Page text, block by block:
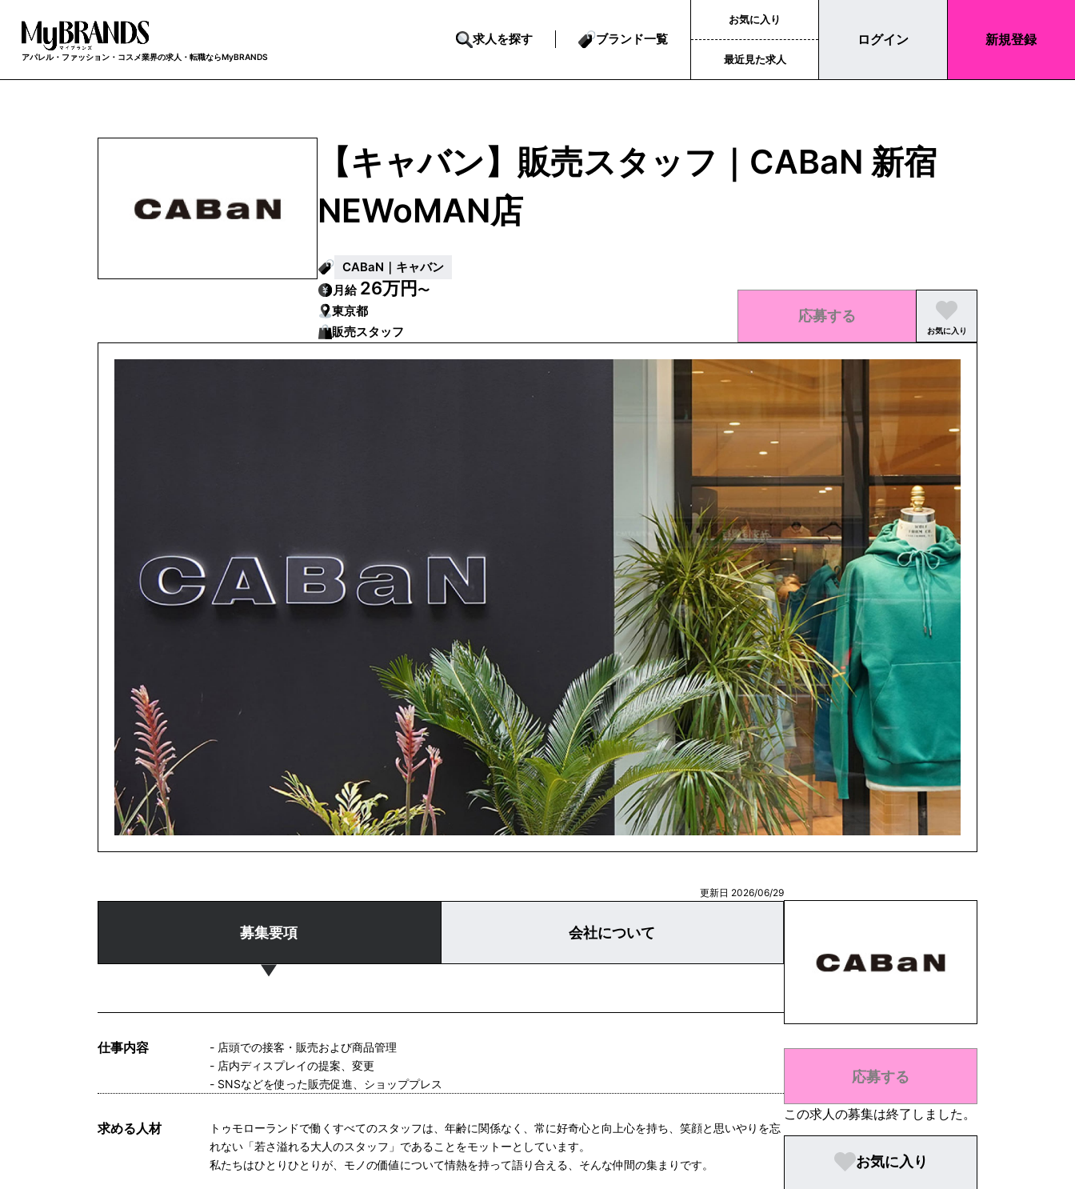
アパレル・ファッション・コスメ業界の求人・転職ならMyBRANDS
求人を探す ブランド一覧
お気に入り
最近見た求人
ログイン 新規登録
【キャバン】販売スタッフ｜CABaN 新宿
NEWoMAN店
CABaN｜キャバン
月給 26万円〜
東京都
販売スタッフ
応募する
お気に入り
更新日 2026/06/29
募集要項 会社について
仕事内容
- 店頭での接客・販売および商品管理
- 店内ディスプレイの提案、変更
- SNSなどを使った販売促進、ショッププレス
求める人材
トゥモローランドで働くすべてのスタッフは、年齢に関係なく、常に好奇心と向上心を持ち、笑顔と思いやりを忘
れない「若さ溢れる大人のスタッフ」であることをモットーとしています。
私たちはひとりひとりが、モノの価値について情熱を持って語り合える、そんな仲間の集まりです。
応募する
この求人の募集は終了しました。
お気に入り